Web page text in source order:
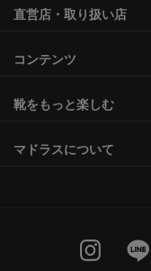
直営店・取り扱い店
コンテンツ
靴をもっと楽しむ
マドラスについて